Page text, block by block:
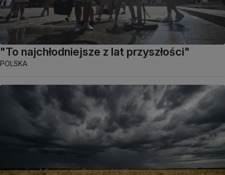
"To najchłodniejsze z lat przyszłości"
POLSKA